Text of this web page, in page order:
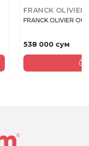
FRANCK OLIVIER
FRANCK OLIVIER
538 000 сум